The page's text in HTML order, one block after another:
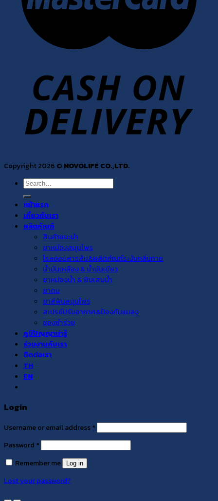
Copyright 2026 © NOVOLIFE CO.,LTD.
Search
for:
หน้าแรก
เกี่ยวกับเรา
ผลิตภัณฑ์
สินค้าแนะนำ
ยาหม่องสมุนไพร
โรลออนสารส้ม&ผลิตภัณฑ์ระงับกลิ่นกาย
น้ำมันเหลือง & น้ำมันเขียว
ยาหม่องน้ำ & พิมเสนน้ำ
ยาดม
ยาสีฟันสมุนไพร
สเปรย์ปรับอากาศ&ป้องกันแมลง
ของชำร่วย
ภูมิปัญญาน่ารู้
ร่วมงานกับเรา
ติดต่อเรา
TH
EN
Login
Username or email address*
Password *
Remember me
Log in
Lost your password?